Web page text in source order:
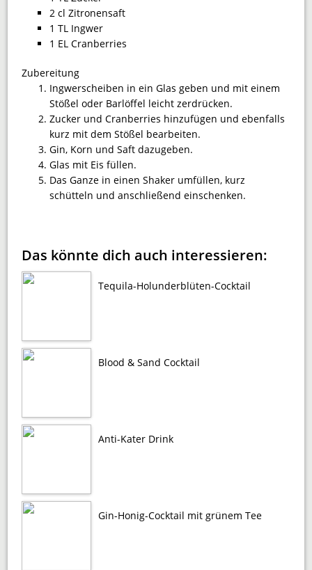
2 cl Zitronensaft
1 TL Ingwer
1 EL Cranberries
Zubereitung
Ingwerscheiben in ein Glas geben und mit einem
Stößel oder Barlöffel leicht zerdrücken.
Zucker und Cranberries hinzufügen und ebenfalls
kurz mit dem Stößel bearbeiten.
Gin, Korn und Saft dazugeben.
Glas mit Eis füllen.
Das Ganze in einen Shaker umfüllen, kurz
schütteln und anschließend einschenken.
Das könnte dich auch interessieren:
Tequila-Holunderblüten-Cocktail
Blood & Sand Cocktail
Anti-Kater Drink
Gin-Honig-Cocktail mit grünem Tee